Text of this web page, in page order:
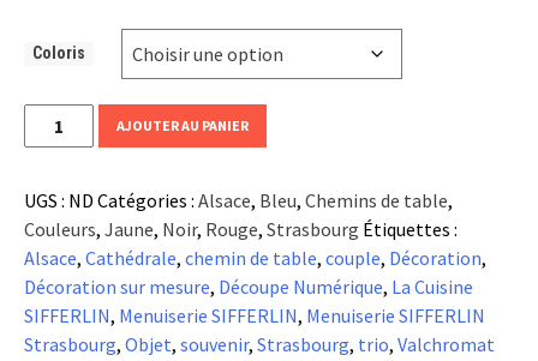
Coloris
quantité
de
Chemin
de
table
-
TRIO
Couple/Cathédrale
AJOUTER AU PANIER
UGS : ND Catégories : Alsace, Bleu, Chemins de table,
Couleurs, Jaune, Noir, Rouge, Strasbourg Étiquettes :
Alsace, Cathédrale, chemin de table, couple, Décoration,
Décoration sur mesure, Découpe Numérique, La Cuisine
SIFFERLIN, Menuiserie SIFFERLIN, Menuiserie SIFFERLIN
Strasbourg, Objet, souvenir, Strasbourg, trio, Valchromat